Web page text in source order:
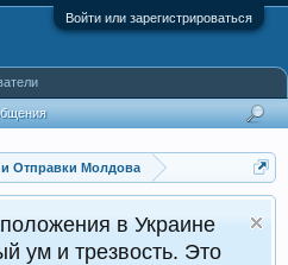
Войти или зарегистрироваться
и Отправки Молдова
в Украине
ум и трезвость. Это